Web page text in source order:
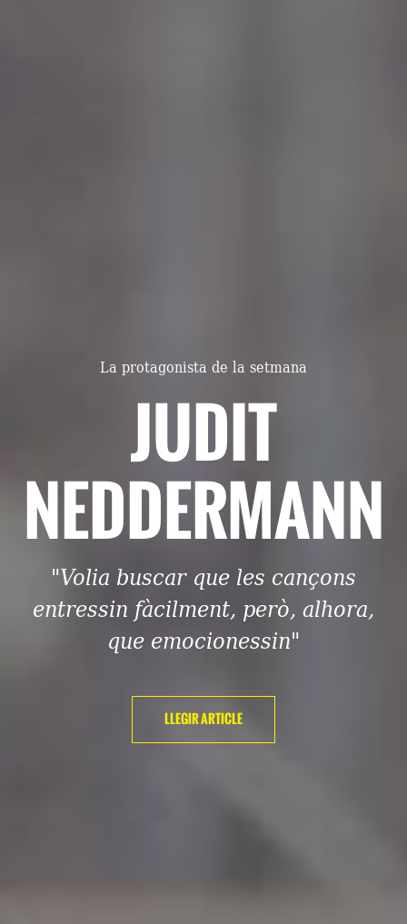
La protagonista de la setmana
JUDIT
NEDDERMANN
"Volia buscar que les cançons
entressin fàcilment, però, alhora,
que emocionessin"
LLEGIR ARTICLE